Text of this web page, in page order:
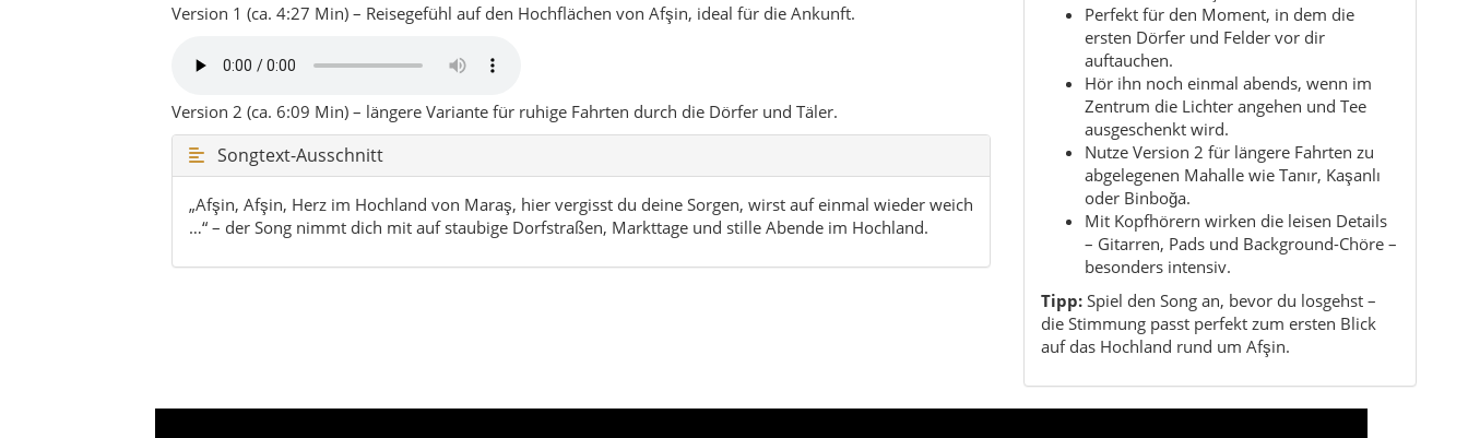
Version 1 (ca. 4:27 Min) – Reisegefühl auf den Hochflächen von Afşin, ideal für die Ankunft.
Version 2 (ca. 6:09 Min) – längere Variante für ruhige Fahrten durch die Dörfer und Täler.
Songtext-Ausschnitt
„Afşin, Afşin, Herz im Hochland von Maraş, hier vergisst du deine Sorgen, wirst auf einmal wieder weich
…“ – der Song nimmt dich mit auf staubige Dorfstraßen, Markttage und stille Abende im Hochland.
Perfekt für den Moment, in dem die
ersten Dörfer und Felder vor dir
auftauchen.
Hör ihn noch einmal abends, wenn im
Zentrum die Lichter angehen und Tee
ausgeschenkt wird.
Nutze Version 2 für längere Fahrten zu
abgelegenen Mahalle wie Tanır, Kaşanlı
oder Binboğa.
Mit Kopfhörern wirken die leisen Details
– Gitarren, Pads und Background-Chöre –
besonders intensiv.
Tipp: Spiel den Song an, bevor du losgehst –
die Stimmung passt perfekt zum ersten Blick
auf das Hochland rund um Afşin.